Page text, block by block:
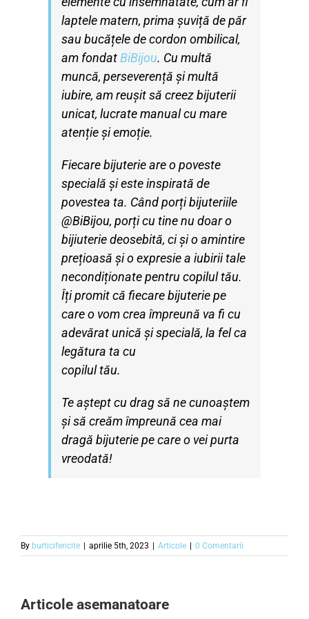
laptele matern, prima șuviță de păr
sau bucățele de cordon ombilical,
am fondatBiBijou. Cu multă
muncă, perseverență și multă
iubire, am reușitsă creez bijuterii
unicat, lucrate manual cu mare
atenție și emoție.
Fiecare bijuterie are o poveste
specială și este inspirată de
povestea ta. Când porțibijuteriile
@BiBijou, porți cu tine nu doar o
bijiuterie deosebită, ci și o amintire
prețioasă și o expresie a iubirii tale
necondiționate pentru copilul tău.
Îți promit că fiecare bijuteriepe
care o vom crea împreună va fi cu
adevărat unică și specială, la fel ca
legătura ta cu
copilul tău.
Te aștept cu drag să ne cunoaștem
și să creăm împreună cea mai
dragă bijuterie pecare o vei purta
vreodată!
By burticifericite | aprilie 5th, 2023 | Articole | 0 Comentarii
Articole asemanatoare